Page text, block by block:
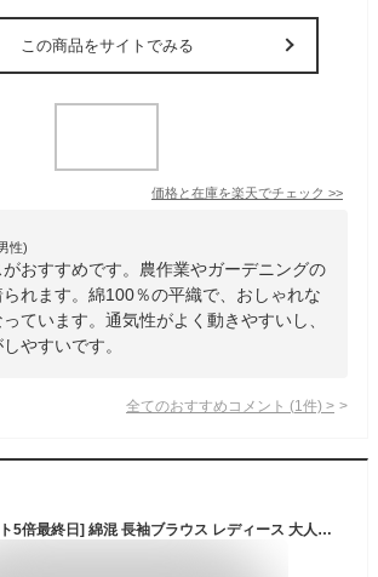
この商品をサイトでみる
価格と在庫を楽天でチェック >>
性)
おすすめです。農作業やガーデニングの
れます。綿100％の平織で、おしゃれな
ています。通気性がよく動きやすいし、
やすいです。
全てのおすすめコメント (1 件) >
[31日全商品ポイント5倍最終日] 綿混 長袖ブラウス レディース 大人女性の為のおしゃれ 可愛い Aライン ゆったりサイズ 衿フリル バンドカラー ギンガム チェック 格子 長袖シャツ カジュアル 農ガール ガーデニング M L 春 夏 秋 冬 オールシーズン